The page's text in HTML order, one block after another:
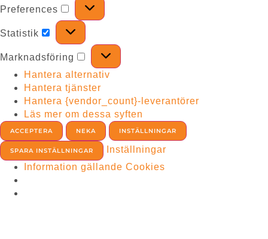
Preferences
Statistik
Marknadsföring
Hantera alternativ
Hantera tjänster
Hantera {vendor_count}-leverantörer
Läs mer om dessa syften
ACCEPTERA NEKA INSTÄLLNINGAR
SPARA INSTÄLLNINGAR
Inställningar
Information gällande Cookies